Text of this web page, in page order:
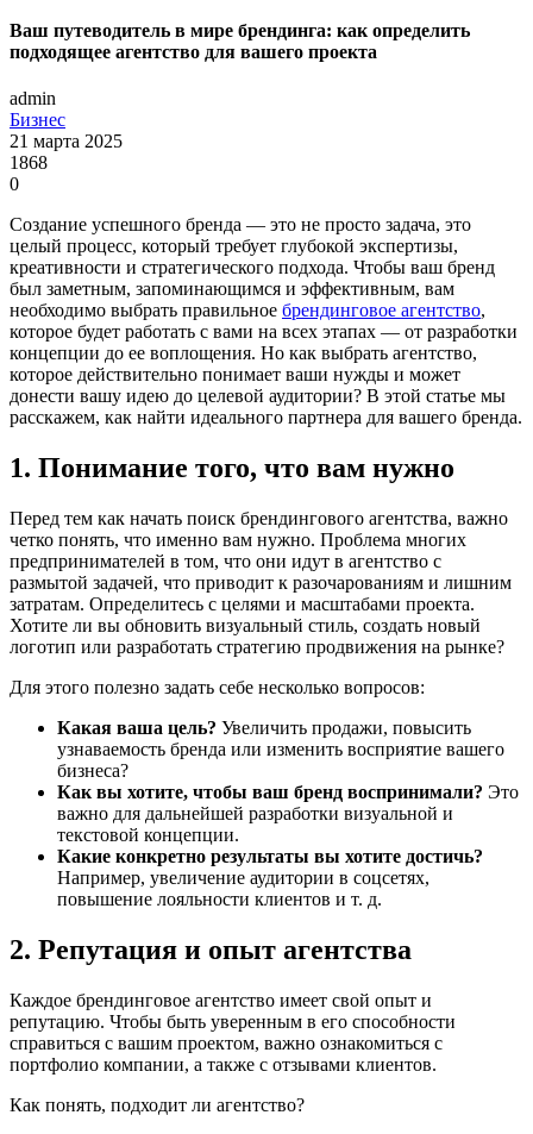
Ваш путеводитель в мире брендинга: как определить
подходящее агентство для вашего проекта
admin
Бизнес
21 марта 2025
1868
0
Создание успешного бренда — это не просто задача, это
целый процесс, который требует глубокой экспертизы,
креативности и стратегического подхода. Чтобы ваш бренд
был заметным, запоминающимся и эффективным, вам
необходимо выбрать правильное брендинговое агентство,
которое будет работать с вами на всех этапах — от разработки
концепции до ее воплощения. Но как выбрать агентство,
которое действительно понимает ваши нужды и может
донести вашу идею до целевой аудитории? В этой статье мы
расскажем, как найти идеального партнера для вашего бренда.
1. Понимание того, что вам нужно
Перед тем как начать поиск брендингового агентства, важно
четко понять, что именно вам нужно. Проблема многих
предпринимателей в том, что они идут в агентство с
размытой задачей, что приводит к разочарованиям и лишним
затратам. Определитесь с целями и масштабами проекта.
Хотите ли вы обновить визуальный стиль, создать новый
логотип или разработать стратегию продвижения на рынке?
Для этого полезно задать себе несколько вопросов:
Какая ваша цель? Увеличить продажи, повысить
узнаваемость бренда или изменить восприятие вашего
бизнеса?
Как вы хотите, чтобы ваш бренд воспринимали? Это
важно для дальнейшей разработки визуальной и
текстовой концепции.
Какие конкретно результаты вы хотите достичь?
Например, увеличение аудитории в соцсетях,
повышение лояльности клиентов и т. д.
2. Репутация и опыт агентства
Каждое брендинговое агентство имеет свой опыт и
репутацию. Чтобы быть уверенным в его способности
справиться с вашим проектом, важно ознакомиться с
портфолио компании, а также с отзывами клиентов.
Как понять, подходит ли агентство?